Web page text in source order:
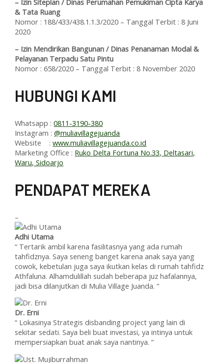
– Izin Siteplan / Dinas Perumahan Pemukiman Cipta Karya
& Tata Ruang
Nomor : 188/433/438.1.1.3/2020 – Tanggal Terbit : 8 Juni
2020
– Izin Mendirikan Bangunan / Dinas Penanaman Modal &
Pelayanan Terpadu Satu Pintu
Nomor : 658/2020 – Tanggal Terbit : 8 November 2020
HUBUNGI KAMI
Whatsapp :0811-3190-380
Instagram :@muliavillagejuanda
Website :www.muliavillagejuanda.co.id
Marketing Office : Ruko Delta Fortuna No.33, Deltasari,
Waru, Sidoarjo
PENDAPAT MEREKA
–
Adhi Utama
“ Tertarik ambil karena fasilitasnya yang ada rumah
tahfidznya. Saya seneng banget karena anak saya yang
cowok, kebetulan juga saya ikutkan kelas di rumah tahfidz
Athfaluna. Alhamdulillah sudah beberapa juz hafalannya,
jadi bisa dilanjutkan di Mulia Village Juanda. ”
Dr. Erni
“ Lokasinya Strategis disbanding project yang lain di
sekitar sedati. Saya beli buat investasi, ya intinya untuk
mempersiapkan buat anak saya nantinya. ”